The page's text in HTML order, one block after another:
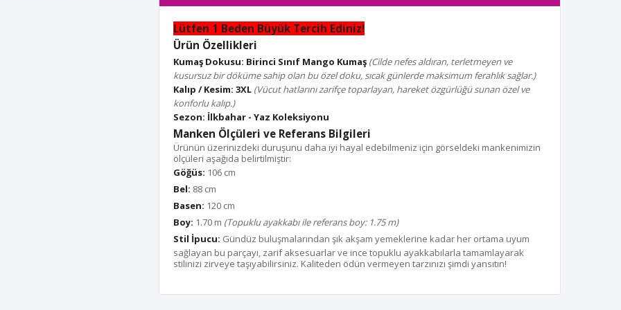
Lütfen 1 Beden Büyük Tercih Ediniz!
Ürün Özellikleri
Kumaş Dokusu: Birinci Sınıf Mango Kumaş (Cilde nefes aldıran, terletmeyen ve
kusursuz bir döküme sahip olan bu özel doku, sıcak günlerde maksimum ferahlık sağlar.)
Kalıp / Kesim: 3XL (Vücut hatlarını zarifçe toparlayan, hareket özgürlüğü sunan özel ve
konforlu kalıp.)
Sezon: İlkbahar - Yaz Koleksiyonu
Manken Ölçüleri ve Referans Bilgileri
Ürünün üzerinizdeki duruşunu daha iyi hayal edebilmeniz için görseldeki mankenimizin
ölçüleri aşağıda belirtilmiştir:
Göğüs: 106 cm
Bel: 88 cm
Basen: 120 cm
Boy: 1.70 m (Topuklu ayakkabı ile referans boy: 1.75 m)
Stil İpucu: Gündüz buluşmalarından şık akşam yemeklerine kadar her ortama uyum
sağlayan bu parçayı, zarif aksesuarlar ve ince topuklu ayakkabılarla tamamlayarak
stilinizi zirveye taşıyabilirsiniz. Kaliteden ödün vermeyen tarzınızı şimdi yansıtın!